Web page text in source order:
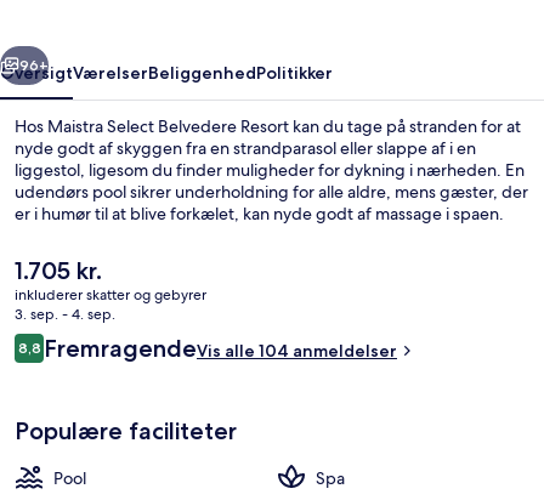
Næste
96+
OversigtVærelserBeliggenhedPolitikker
Hos Maistra Select Belvedere Resort kan du tage på stranden for at
nyde godt af skyggen fra en strandparasol eller slappe af i en
liggestol, ligesom du finder muligheder for dykning i nærheden. En
udendørs pool sikrer underholdning for alle aldre, mens gæster, der
er i humør til at blive forkælet, kan nyde godt af massage i spaen.
gode steder at nyde en kølig drink. Andre højdepunkter tæller 6
udendørs tennisbaner, en gratis børneklub og en bar ved poolen.
Den
nuværende
pris
er
1.705 kr.
1.705 kr.
inkluderer skatter og gebyrer
3. sep. - 4. sep.
Anmeldelser
8,88,8 ud af 10.
FremragendeVis alle 104 anmeldelser
Populære faciliteter
Pool
Spa